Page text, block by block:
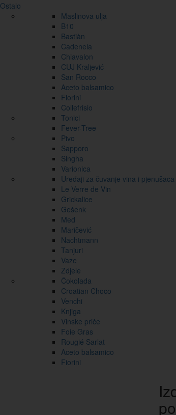
Ostalo
Maslinova ulja
B10
Bastiàn
Cadenela
Chiavalon
CUJ Kraljević
San Rocco
Aceto balsamico
Fiorini
Collefrisio
Tonici
Fever-Tree
Pivo
Sapporo
Singha
Varionica
Uređaji za čuvanje vina i pjenušaca
Le Verre de Vin
Grickalice
Gešenk
Med
Maričević
Nachtmann
Tanjuri
Vaze
Zdjele
Čokolada
Croatian Choco
Venchi
Knjiga
Vinske priče
Foie Gras
Rougié Sarlat
Aceto balsamico
Fiorini